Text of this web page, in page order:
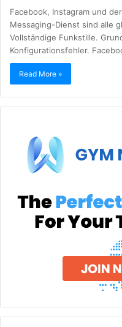
Facebook, Instagram und
Messaging-Dienst sind alle
Vollständige Funkstille.
Konfigurationsfehler.
Read More »